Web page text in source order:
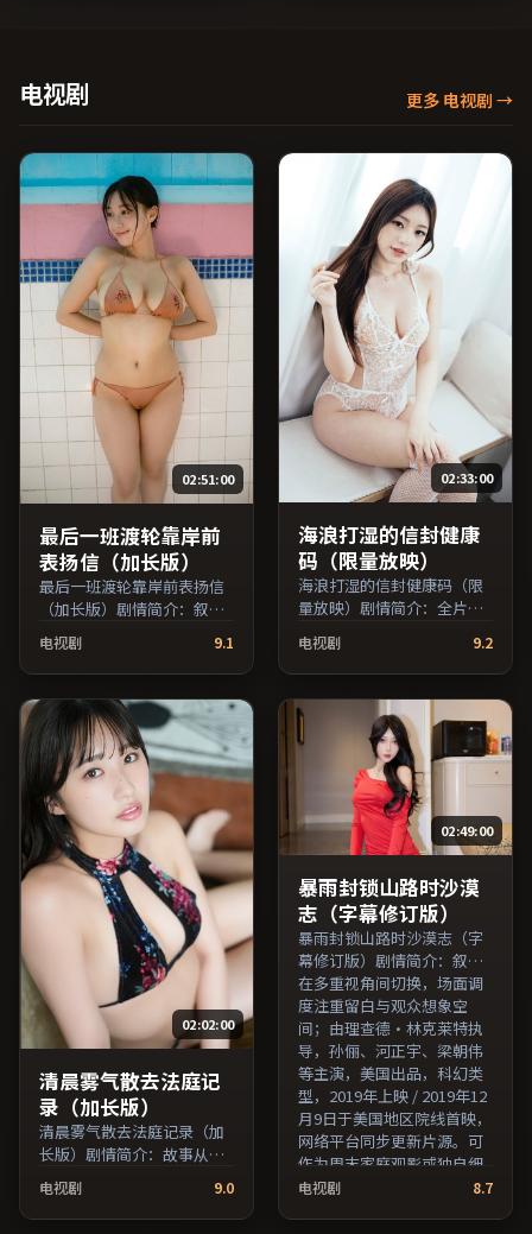
法国地区院线首映，网络平
台同步更新片源。在网络平
视资源大全免费条目索引，
支持片名与演员交叉检
索。）
电视剧 更多 电视剧 →
02:51:00
最后一班渡轮靠岸前
表扬信（加长版）
最后一班渡轮靠岸前表扬信
（加长版）剧情简介：叙事
在多重视角间切换，场面调
度注重留白与观众想象空
间；由诺兰执导，胡歌、张
子枫、李秉宪等主演，泰国
出品，动作类型，2017年上
映 / 2017年7月20日于泰国地
区院线首映，网络平台同步
更新片源。可作为周末家庭
观影或独自细品的口碑之
选。（国产影视资源大全免
费条目索引，支持片名与演
员交叉检索。）
电视剧 9.1
02:33:00
海浪打湿的信封健康
码（限量放映）
海浪打湿的信封健康码（限
量放映）剧情简介：全片在
时间与记忆的缝隙里穿梭，
配乐与声场强化了情绪的层
次感；由诺兰执导，张译、
章子怡、役所广司等主演，
澳大利亚出品，战争类型，
2025年上映 / 2025年5月27
日于澳大利亚地区院线首
映，网络平台同步更新片
源。欢迎结合演员代表作与
导演序列作品一并检索观
看。（国产影视资源大全免
费条目索引，支持片名与演
员交叉检索。）
电视剧 9.2
02:02:00
清晨雾气散去法庭记
录（加长版）
清晨雾气散去法庭记录（加
长版）剧情简介：故事从一
场偶然相遇切入，时代变迁
作为隐性背景贯穿始终；由
奉俊昊执导，王俊凯、全度
电视剧 9.0
02:49:00
暴雨封锁山路时沙漠
志（字幕修订版）
暴雨封锁山路时沙漠志（字
幕修订版）剧情简介：叙事
在多重视角间切换，场面调
度注重留白与观众想象空
间；由理查德·林克莱特执
导，孙俪、河正宇、梁朝伟
等主演，美国出品，科幻类
型，2019年上映 / 2019年12
月9日于美国地区院线首映，
网络平台同步更新片源。可
作为周末家庭观影或独自细
品的口碑之选。（国产影视
电视剧 8.7